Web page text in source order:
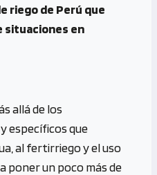
riego de Perú que
situaciones en
allá de los
específicos que
al fertirriego y el uso
poner un poco más de